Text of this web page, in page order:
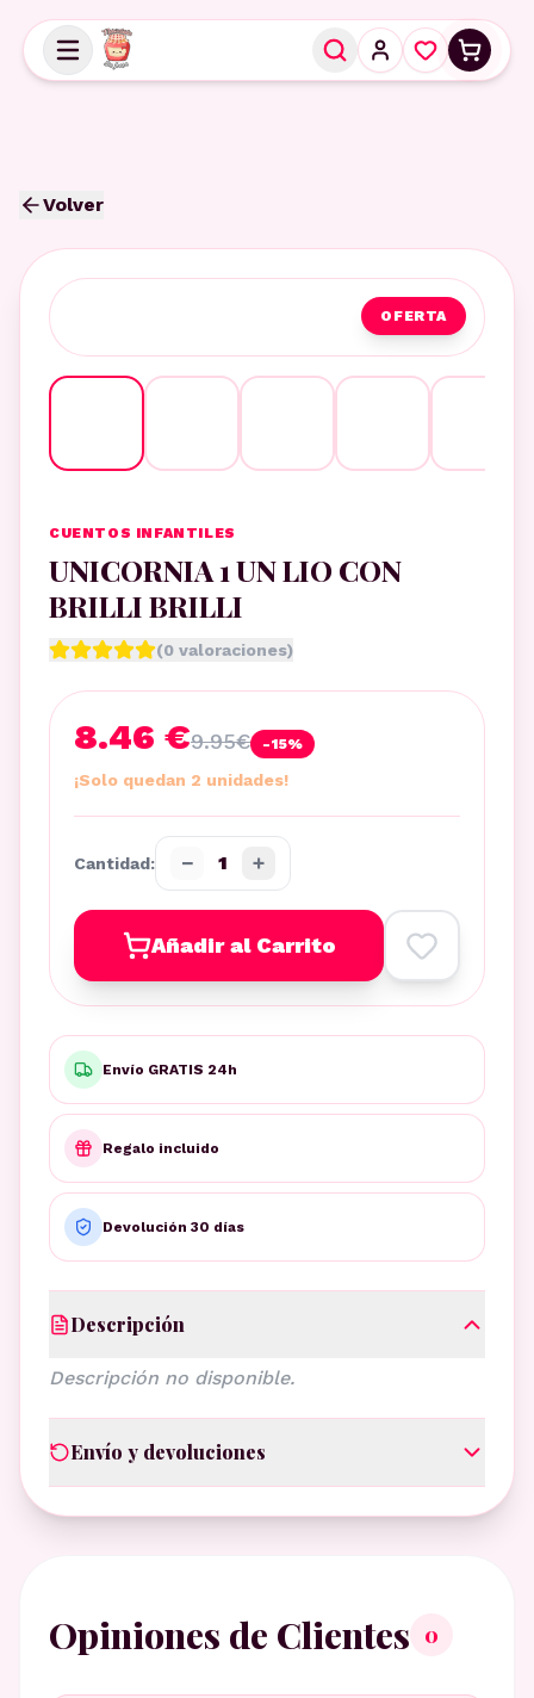
Volver
OFERTA
CUENTOS INFANTILES
UNICORNIA 1 UN LIO CON
BRILLI BRILLI
(0 valoraciones)
8.46 €9.95€ -15%
¡Solo quedan 2 unidades!
Cantidad: − 1 +
Añadir al Carrito
Envío GRATIS 24h
Regalo incluido
Devolución 30 días
Descripción
Descripción no disponible.
Envío y devoluciones
Opiniones de Clientes 0